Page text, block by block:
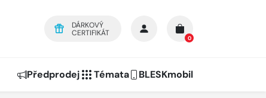
DÁRKOVÝ
CERTIFIKÁT
0
Předprodej Témata BLESKmobil